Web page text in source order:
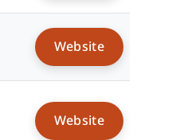
Website
Website